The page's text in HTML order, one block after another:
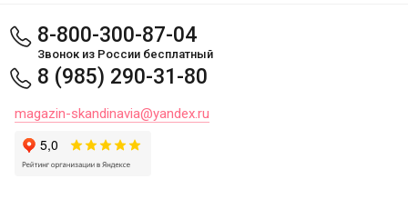
8-800-300-87-04
Звонок из России бесплатный
8 (985) 290-31-80
magazin-skandinavia@yandex.ru